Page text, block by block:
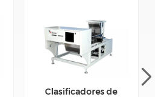
Clasificadores de